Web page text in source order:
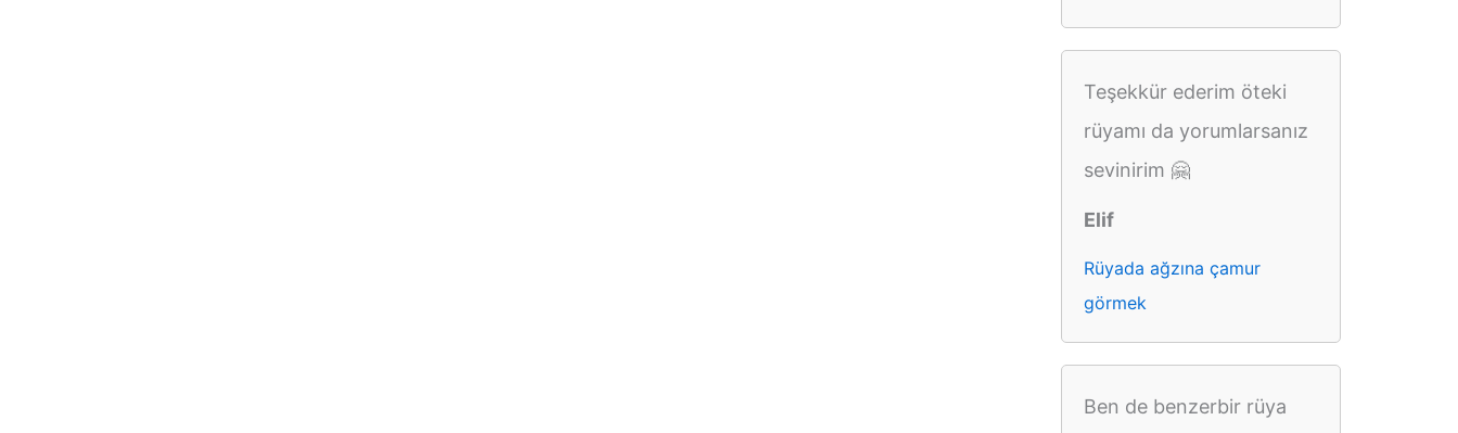
Teşekkür ederim öteki
rüyamı da yorumlarsanız
sevinirim 🤗
Elif
Rüyada ağzına çamur
görmek
Ben de benzerbir rüya